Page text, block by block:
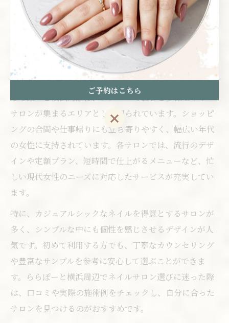
サロン選びやメンテナンス方法にもこだわると良いでし
ょう。
ららぽーと横浜周辺のネイルサロ
ン事情を解説
ららぽーと横浜周辺は、アクセスの良さと多様なネイル
サロンが集まるエリアとして知られています。ショッピ
ングの合間や仕事帰りにも立ち寄りやすく、幅広い年代
の女性に支持されています。各サロンでは、流行のデザ
インや定額プラン、短時間で仕上がるメニューなど、忙
しい現代女性のニーズに対応したサービスが充実してい
ます。
特に、カジュアルシックなネイルを得意とするサロンが
多く、シンプルな中にも個性を感じさせるデザインが人
気です。初めて利用する方でも、丁寧なカウンセリング
や豊富なサンプルを参考に安心して選ぶことができま
す。ららぽーと横浜周辺でネイルサロン選びに迷った際
は、口コミや実際の施術例をチェックし、自分に合った
サロンを見つけるのがおすすめです。
ご予約はこちら
ご予約はこちら